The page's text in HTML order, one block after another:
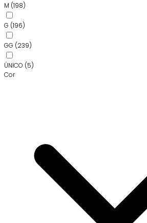
M (198)
G (196)
GG (239)
ÚNICO (5)
Cor